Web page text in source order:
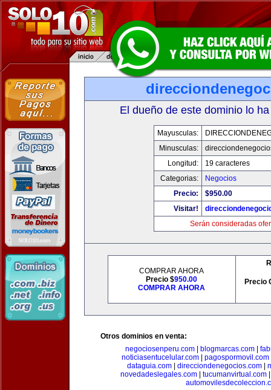
El dueño de este dominio lo
Mayusculas:
Minusculas:
Longitud:
19 caracteres
Categorias:
Negocios
Precio:
$950.00
Visitar!
Serán consideradas
COMPRAR AHORA
Precio $950.00
COMPRAR AHORA
Precio
Otros dominios en venta:
negociosenperu.com| blogmarcas.com|
noticiasentucelular.com
pagospormovil.com
dataguia.com| direcciondenegocios.com|
novedadeslegales.com
tucumanvirtual.com